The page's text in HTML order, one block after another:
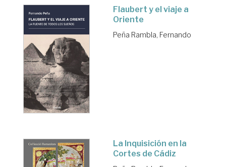
Flaubert y el viaje a
Oriente
Peña Rambla, Fernando
La Inquisición en la
Cortes de Cádiz